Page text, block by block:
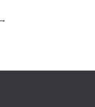
→